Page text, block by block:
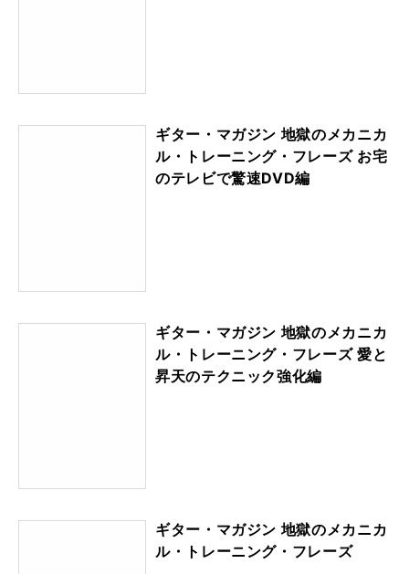
ギター・マガジン 地獄のメカニカ
ル・トレーニング・フレーズ お宅
のテレビで驚速DVD編
ギター・マガジン 地獄のメカニカ
ル・トレーニング・フレーズ 愛と
昇天のテクニック強化編
ギター・マガジン 地獄のメカニカ
ル・トレーニング・フレーズ